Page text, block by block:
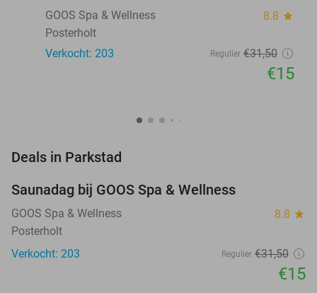
GOOS Spa & Wellness
8.8 star
Posterholt
Verkocht: 203
Regulier €31,50
€15
Deals in Parkstad
Saunadag bij GOOS Spa & Wellness
GOOS Spa & Wellness 8.8 star
Posterholt
Verkocht: 203
Regulier €31,50
€15